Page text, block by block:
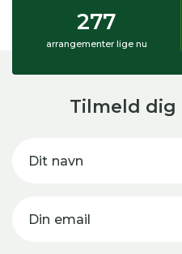
277
arrangementer lige nu
Tilmeld dig
Dit navn
Din email